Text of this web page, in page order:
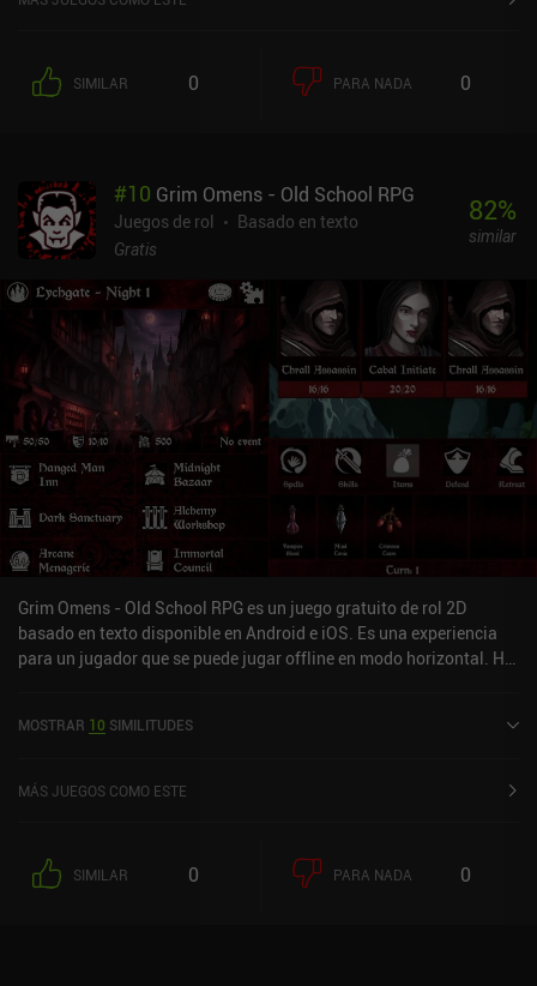
SIMILAR 0 PARA NADA 0
#10 Grim Omens - Old School RPG
Juegos de rol
Basado en texto
Gratis
82%
similar
Grim Omens - Old School RPG es un juego gratuito de rol 2D
basado en texto disponible en Android e iOS. Es una experiencia
para un jugador que se puede jugar offline en modo horizontal. Ha
tiene una valoración actual de 4,6 sobre 5,0 en Google Play y de 4,9
MOSTRAR 10 SIMILITUDES
MÁS JUEGOS COMO ESTE
SIMILAR 0 PARA NADA 0